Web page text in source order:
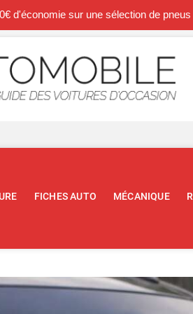
d'économie sur une sélection de
FICHES AUTO MÉCANIQUE